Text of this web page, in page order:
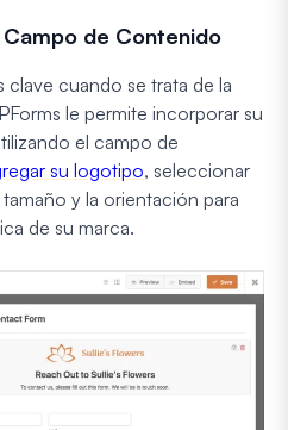
de Contenido
cuando se trata de la
le permite incorporar su
el campo de
su logotipo, seleccionar
y la orientación para
de su marca.